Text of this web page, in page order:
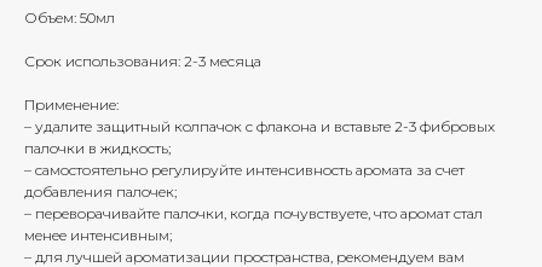
Объем: 50мл
Срок использования: 2-3 месяца
Применение:
– удалите защитный колпачок с флакона и вставьте 2-3 фибровых
палочки в жидкость;
– самостоятельно регулируйте интенсивность аромата за счет
добавления палочек;
– переворачивайте палочки, когда почувствуете, что аромат стал
менее интенсивным;
– для лучшей ароматизации пространства, рекомендуем вам